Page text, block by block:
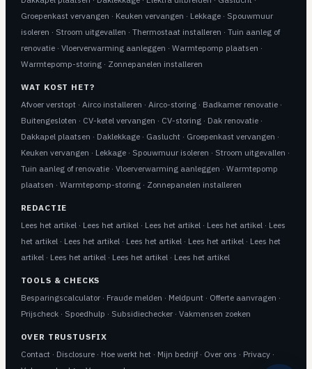
Groepenkast vervangen · Keuken vervangen · Lekkage· Spouwmuur
isoleren · Stroom uitgevallen · Thermostaat installeren · Tuin aanleg of
renovatie· Vloerverwarming aanleggen · Warmtepomp plaatsen ·
Warmtepomp-storing· Zonnepanelen installeren
WAT KOST HET?
Afvoer verstopt· Airco installeren · Airco-storing· Badkamer renovatie·
Buitengesloten · CV-ketel vervangen · CV-storing· Dak renovatie·
Dakkapel plaatsen · Daklekkage· Gaslucht· Groepenkast vervangen ·
Keuken vervangen · Lekkage· Spouwmuur isoleren · Stroom uitgevallen ·
Tuin aanleg of renovatie· Vloerverwarming aanleggen · Warmtepomp
plaatsen · Warmtepomp-storing· Zonnepanelen installeren
REDACTIE
Lees het artikel · Lees het artikel · Lees het artikel · Lees het artikel · Lees
het artikel · Lees het artikel · Lees het artikel · Lees het artikel · Lees het
artikel · Lees het artikel · Lees het artikel · Lees het artikel
TOOLS & CHECKS
Besparingscalculator· Fraude melden · Meldpunt· Offerte aanvragen ·
Prijscheck· Spoedhulp · Subsidiechecker· Vakmensen zoeken
OVER TRUSTUSFIX
Contact· Disclosure· Hoe werkt het· Mijn bedrijf· Over ons · Privacy·